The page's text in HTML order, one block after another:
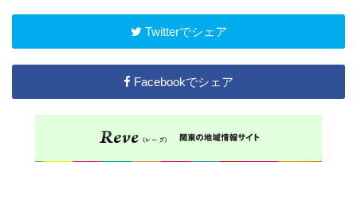
Twitterでシェア
Facebookでシェア